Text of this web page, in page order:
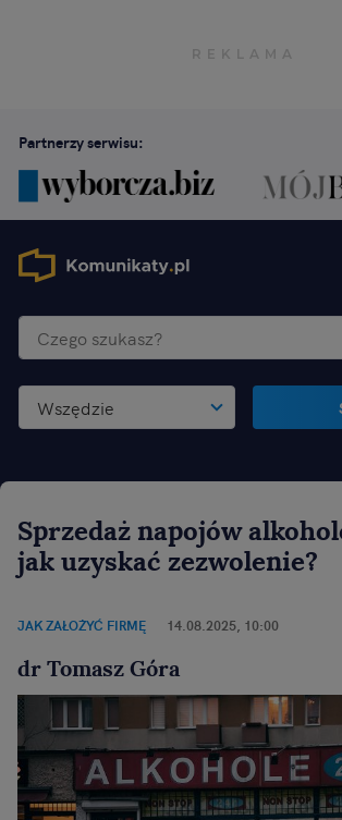
Partnerzy serwisu:
Wszędzie
Sprzedaż napojów
jak uzyskać zezwolenie?
JAK ZAŁOŻYĆ FIRMĘ 14.08.2025, 10:00
dr Tomasz Góra